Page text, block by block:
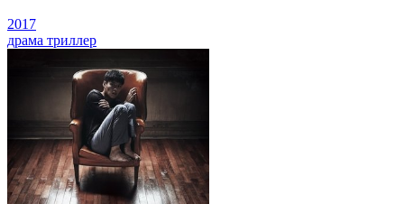
2017
драма триллер